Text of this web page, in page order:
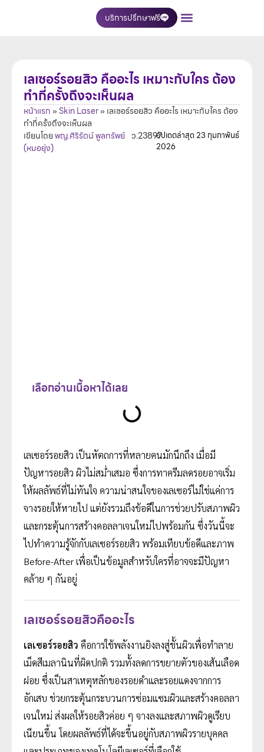
บริการปรึกษาฟรี
เลเซอร์รอยสิว คืออะไร เหมาะกับใคร ต้อง
ทำกี่ครั้งถึงจะเห็นผล
หน้าแรก»Skin Laser»เลเซอร์รอยสิว คืออะไร เหมาะกับใคร ต้อง
ทำกี่ครั้งถึงจะเห็นผล
เขียนโดยพญ.ศิริรัตน์ พูลทรัพย์
(หมอยุ่ง)
ว.23897อัปเดตล่าสุด23 กุมภาพันธ์
2026
เลือกอ่านเนื้อหาได้เลย
เลเซอร์รอยสิว เป็นหัตถการที่หลายคนมักนึกถึง เมื่อมี
ปัญหารอยสิว ผิวไม่สม่ำเสมอ ซึ่งการทาครีมลดรอยอาจเริ่ม
ให้ผลลัพธ์ที่ไม่ทันใจ ความน่าสนใจของเลเซอร์ไม่ใช่แค่การ
จางรอยให้หายไป แต่ยังรวมถึงข้อดีในการช่วยปรับสภาพผิว
และกระตุ้นการสร้างคอลลาเจนใหม่ไปพร้อมกัน ซึ่งวันนี้จะ
ไปทำความรู้จักกับเลเซอร์รอยสิว พร้อมเทียบข้อดีและภาพ
Before-After เพื่อเป็นข้อมูลสำหรับใครที่อาจจะมีปัญหา
คล้าย ๆ กันอยู่
เลเซอร์รอยสิวคืออะไร
เลเซอร์รอยสิว คือการใช้พลังงานยิงลงสู่ชั้นผิวเพื่อทำลาย
เม็ดสีเมลานินที่ผิดปกติ รวมทั้งลดการขยายตัวของเส้นเลือด
ฝอย ซึ่งเป็นสาเหตุหลักของรอยดำและรอยแดงจากการ
อักเสบ ช่วยกระตุ้นกระบวนการซ่อมแซมผิวและสร้างคอลลา
เจนใหม่ ส่งผลให้รอยสิวค่อย ๆ จางลงและสภาพผิวดูเรียบ
เนียนขึ้น โดยผลลัพธ์ที่ได้จะขึ้นอยู่กับสภาพผิวรายบุคคล